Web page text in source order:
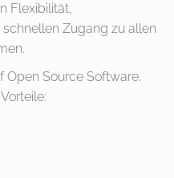
Flexibilität,
Zugang zu allen
Open Source Software.